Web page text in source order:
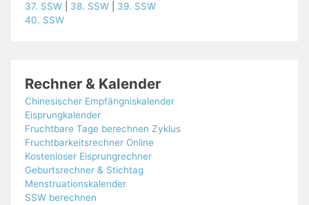
37. SSW
38. SSW
39. SSW
40. SSW
Rechner & Kalender
Chinesischer Empfängniskalender
Eisprungkalender
Fruchtbare Tage berechnen Zyklus
Fruchtbarkeitsrechner Online
Kostenloser Eisprungrechner
Geburtsrechner & Stichtag
Menstruationskalender
SSW berechnen